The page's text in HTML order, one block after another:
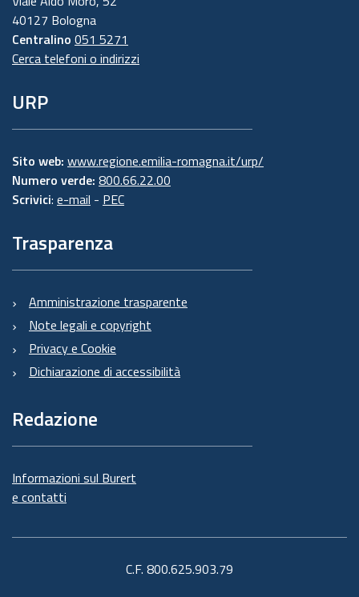
40127 Bologna
Centralino 051 5271
Cerca telefoni o indirizzi
URP
Sito web: www.regione.emilia-romagna.it/urp/
Numero verde: 800.66.22.00
Scrivici: e-mail - PEC
Trasparenza
Amministrazione trasparente
Note legali e copyright
Privacy e Cookie
Dichiarazione di accessibilità
Redazione
Informazioni sul Burert
e contatti
C.F. 800.625.903.79